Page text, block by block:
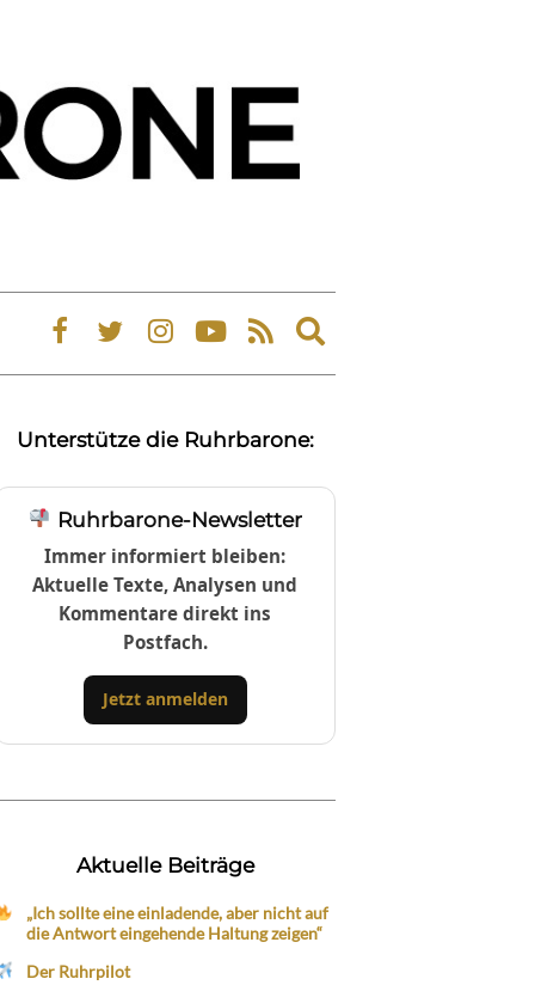
Expand
search
Unterstütze die Ruhrbarone:
Ruhrbarone-Newsletter
Immer informiert bleiben:
Aktuelle Texte, Analysen und
Kommentare direkt ins
Postfach.
Jetzt anmelden
Aktuelle Beiträge
„Ich sollte eine einladende, aber nicht auf
die Antwort eingehende Haltung zeigen“
Der Ruhrpilot